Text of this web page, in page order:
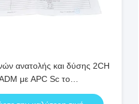
ανατολής και δύσης 2CH
με APC Sc το